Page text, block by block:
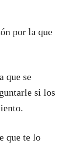
por la que
que se
si los
que te lo